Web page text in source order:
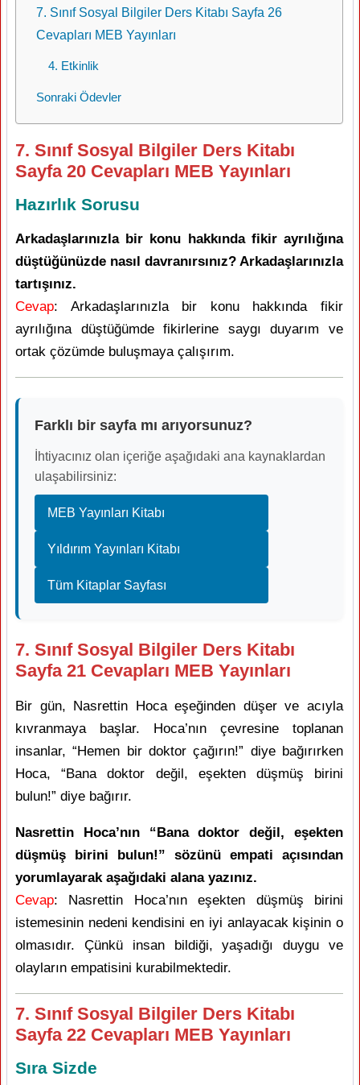
7. Sınıf Sosyal Bilgiler Ders Kitabı Sayfa 26
Cevapları MEB Yayınları
4. Etkinlik
Sonraki Ödevler
7. Sınıf Sosyal Bilgiler Ders Kitabı
Sayfa 20 Cevapları MEB Yayınları
Hazırlık Sorusu
Arkadaşlarınızla bir konu hakkında fikir ayrılığına
düştüğünüzde nasıl davranırsınız? Arkadaşlarınızla
tartışınız.
Cevap: Arkadaşlarınızla bir konu hakkında fikir
ayrılığına düştüğümde fikirlerine saygı duyarım ve
ortak çözümde buluşmaya çalışırım.
Farklı bir sayfa mı arıyorsunuz?
İhtiyacınız olan içeriğe aşağıdaki ana kaynaklardan
ulaşabilirsiniz:
MEB Yayınları Kitabı
Yıldırım Yayınları Kitabı
Tüm Kitaplar Sayfası
7. Sınıf Sosyal Bilgiler Ders Kitabı
Sayfa 21 Cevapları MEB Yayınları
Bir gün, Nasrettin Hoca eşeğinden düşer ve acıyla
kıvranmaya başlar. Hoca’nın çevresine toplanan
insanlar, “Hemen bir doktor çağırın!” diye bağırırken
Hoca, “Bana doktor değil, eşekten düşmüş birini
bulun!” diye bağırır.
Nasrettin Hoca’nın “Bana doktor değil, eşekten
düşmüş birini bulun!” sözünü empati açısından
yorumlayarak aşağıdaki alana yazınız.
Cevap: Nasrettin Hoca’nın eşekten düşmüş birini
istemesinin nedeni kendisini en iyi anlayacak kişinin o
olmasıdır. Çünkü insan bildiği, yaşadığı duygu ve
olayların empatisini kurabilmektedir.
7. Sınıf Sosyal Bilgiler Ders Kitabı
Sayfa 22 Cevapları MEB Yayınları
Sıra Sizde